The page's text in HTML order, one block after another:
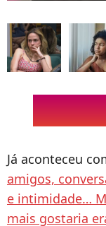
Já aconteceu
amigos,
e intimidade…
mais gostaria